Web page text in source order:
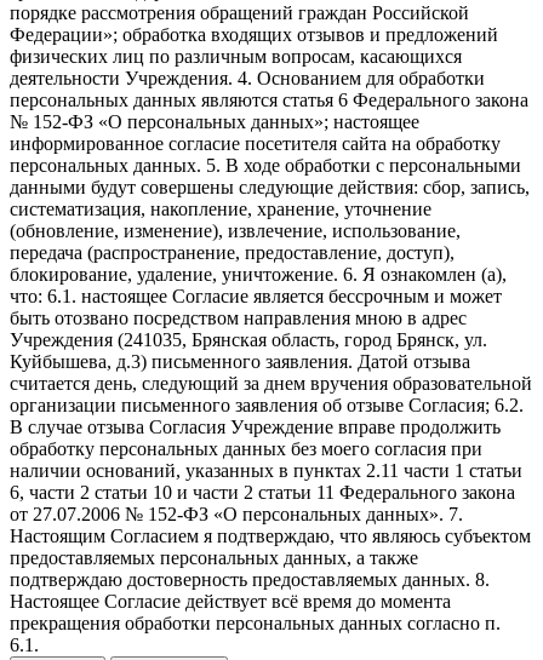
порядке рассмотрения обращений граждан Российской
Федерации»; обработка входящих отзывов и предложений
физических лиц по различным вопросам, касающихся
деятельности Учреждения. 4. Основанием для обработки
персональных данных являются статья 6 Федерального закона
№ 152-ФЗ «О персональных данных»; настоящее
информированное согласие посетителя сайта на обработку
персональных данных. 5. В ходе обработки с персональными
данными будут совершены следующие действия: сбор, запись,
систематизация, накопление, хранение, уточнение
(обновление, изменение), извлечение, использование,
передача (распространение, предоставление, доступ),
блокирование, удаление, уничтожение. 6. Я ознакомлен (а),
что: 6.1. настоящее Согласие является бессрочным и может
быть отозвано посредством направления мною в адрес
Учреждения (241035, Брянская область, город Брянск, ул.
Куйбышева, д.3) письменного заявления. Датой отзыва
считается день, следующий за днем вручения образовательной
организации письменного заявления об отзыве Согласия; 6.2.
В случае отзыва Согласия Учреждение вправе продолжить
обработку персональных данных без моего согласия при
наличии оснований, указанных в пунктах 2.11 части 1 статьи
6, части 2 статьи 10 и части 2 статьи 11 Федерального закона
от 27.07.2006 № 152-ФЗ «О персональных данных». 7.
Настоящим Согласием я подтверждаю, что являюсь субъектом
предоставляемых персональных данных, а также
подтверждаю достоверность предоставляемых данных. 8.
Настоящее Согласие действует всё время до момента
прекращения обработки персональных данных согласно п.
6.1.